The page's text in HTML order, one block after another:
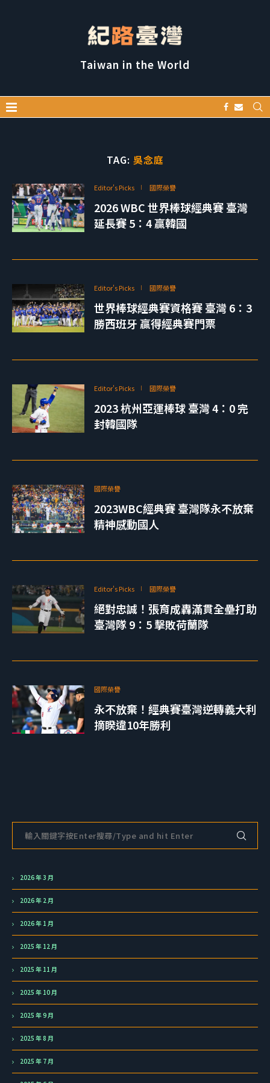
Taiwan in the World
TAG: 吳念庭
Editor's Picks 國際榮譽
2026 WBC 世界棒球經典賽 臺灣
延長賽 5：4 贏韓國
Editor's Picks 國際榮譽
世界棒球經典賽資格賽 臺灣 6：3
勝西班牙 贏得經典賽門票
Editor's Picks 國際榮譽
2023 杭州亞運棒球 臺灣 4：0 完
封韓國隊
國際榮譽
2023WBC經典賽 臺灣隊永不放棄
精神感動國人
Editor's Picks 國際榮譽
絕對忠誠！張育成轟滿貫全壘打助
臺灣隊 9：5 擊敗荷蘭隊
國際榮譽
永不放棄！經典賽臺灣逆轉義大利
摘睽違10年勝利
2026 年 3 月
2026 年 2 月
2026 年 1 月
2025 年 12 月
2025 年 11 月
2025 年 10 月
2025 年 9 月
2025 年 8 月
2025 年 7 月